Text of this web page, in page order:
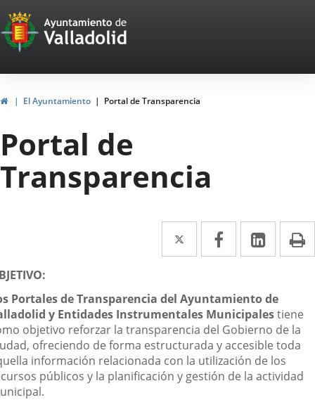
Portal
Web
del
Ayuntamiento
de
Valladolid
InicioEl Ayuntamiento Portal de Transparencia
Portal de
Transparencia
Twitter
Enlace
a
aplicación
externa.
Facebook
Enlace
a
aplicación
externa.
Enlace
a
Portales de Transparencia del Ayuntamiento de
y Entidades Instrumentales Municipalestiene
objetivo reforzar la transparencia del Gobierno de la
ofreciendo de forma estructurada y accesible toda
información relacionada con la utilización de los
públicos y la planificación y gestión de la actividad
.